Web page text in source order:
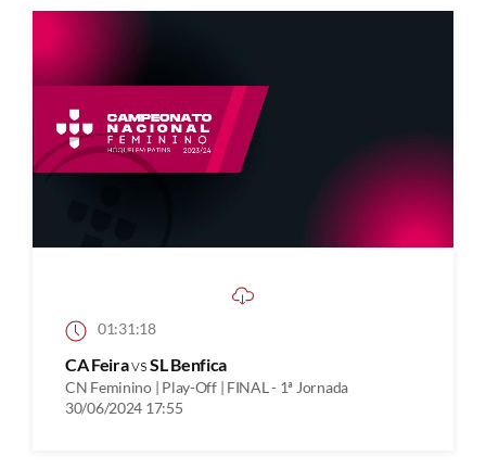
01:31:18
CA FeiravsSL Benfica
CN Feminino | Play-Off | FINAL - 1ª Jornada
30/06/2024 17:55